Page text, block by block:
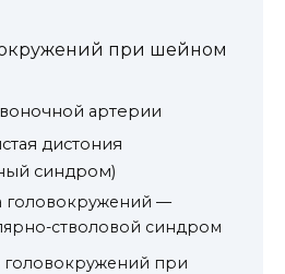
при шейном
артерии
дистония
синдром)
головокружений —
стволовой синдром
головокружений при